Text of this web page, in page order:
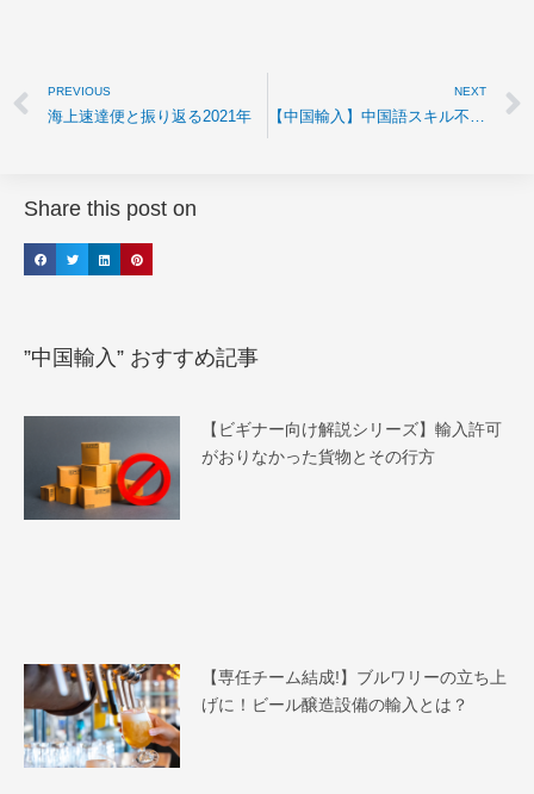
PREVIOUS
海上速達便と振り返る2021年
NEXT
Share this post on
”中国輸入” おすすめ記事
【ビギナー向け解説シリーズ】輸入許可
がおりなかった貨物とその行方
【専任チーム結成!】ブルワリーの立ち上
げに！ビール醸造設備の輸入とは？